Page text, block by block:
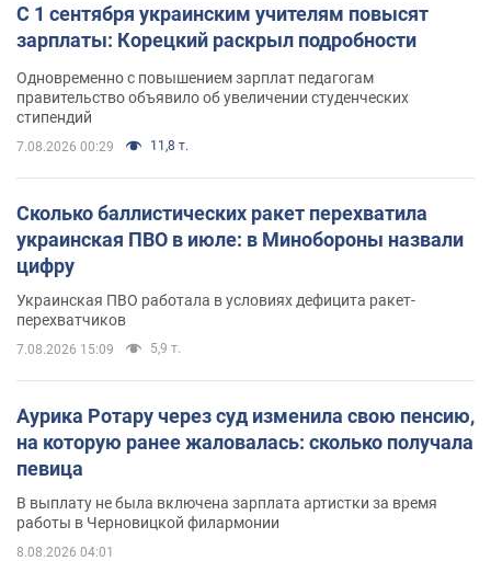
С 1 сентября украинским учителям повысят
зарплаты: Корецкий раскрыл подробности
Одновременно с повышением зарплат педагогам
правительство объявило об увеличении студенческих
стипендий
7.08.2026 00:29 11,8 т.
Сколько баллистических ракет перехватила
украинская ПВО в июле: в Минобороны назвали
цифру
Украинская ПВО работала в условиях дефицита ракет-
перехватчиков
7.08.2026 15:09 5,9 т.
Аурика Ротару через суд изменила свою пенсию,
на которую ранее жаловалась: сколько получала
певица
В выплату не была включена зарплата артистки за время
работы в Черновицкой филармонии
8.08.2026 04:01